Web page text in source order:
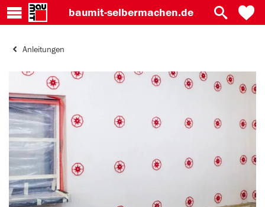
baumit-selbermachen.de
Anleitungen